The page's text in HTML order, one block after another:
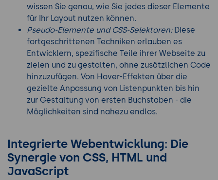
wissen Sie genau, wie Sie jedes dieser Elemente
für Ihr Layout nutzen können.
Pseudo-Elemente und CSS-Selektoren:Diese
fortgeschrittenen Techniken erlauben es
Entwicklern, spezifische Teile ihrer Webseite zu
zielen und zu gestalten, ohne zusätzlichen Code
hinzuzufügen. Von Hover-Effekten über die
gezielte Anpassung von Listenpunkten bis hin
zur Gestaltung von ersten Buchstaben - die
Möglichkeiten sind nahezu endlos.
Integrierte Webentwicklung: Die
Synergie von CSS, HTML und
JavaScript